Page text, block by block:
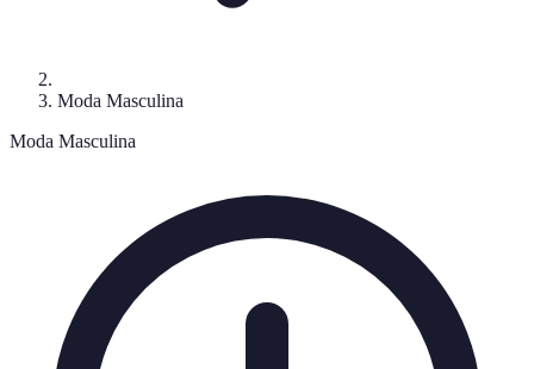
Moda Masculina
Moda Masculina